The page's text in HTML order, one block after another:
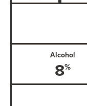
Alcohol
8